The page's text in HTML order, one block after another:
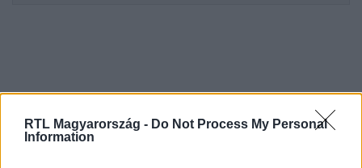
RTL Magyarország - Do Not Process My Personal
Information